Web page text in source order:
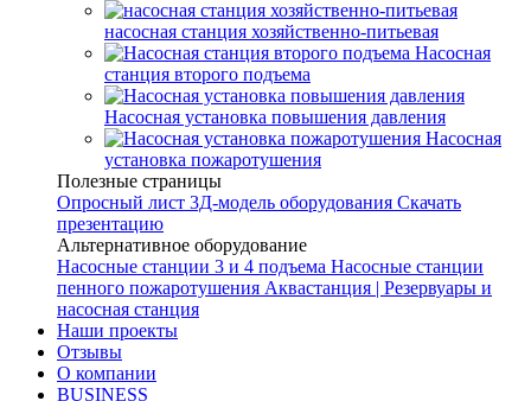
насосная станция хозяйственно-питьевая
Насосная
станция второго подъема
Насосная установка повышения давления
Насосная
установка пожаротушения
Полезные страницы
Опросный лист 3Д-модель оборудования Скачать
презентацию
Альтернативное оборудование
Насосные станции 3 и 4 подъема Насосные станции
пенного пожаротушения Аквастанция | Резервуары и
насосная станция
Наши проекты
Отзывы
О компании
BUSINESS